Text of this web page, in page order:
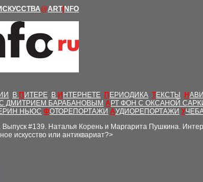
@ARTI NFO
В П ИТЕРЕ В И НТЕРНЕТЕ П ЕРИОДИКА ТЕКСТЫ Н
ДМИТРИЕМ БАРАБАНОВЫМ АРТ ФОН С ОКСАНОЙ
НЬЮС ФОТОРЕПОРТАЖИ АУДИОРЕПОРТАЖИ У
Выпуск #139. Наталья Корень и Маргарита Пушкина.
искусство или антиквариат?>